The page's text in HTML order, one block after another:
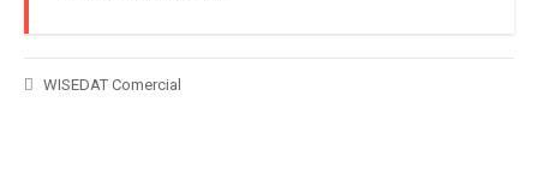
WISEDAT Comercial